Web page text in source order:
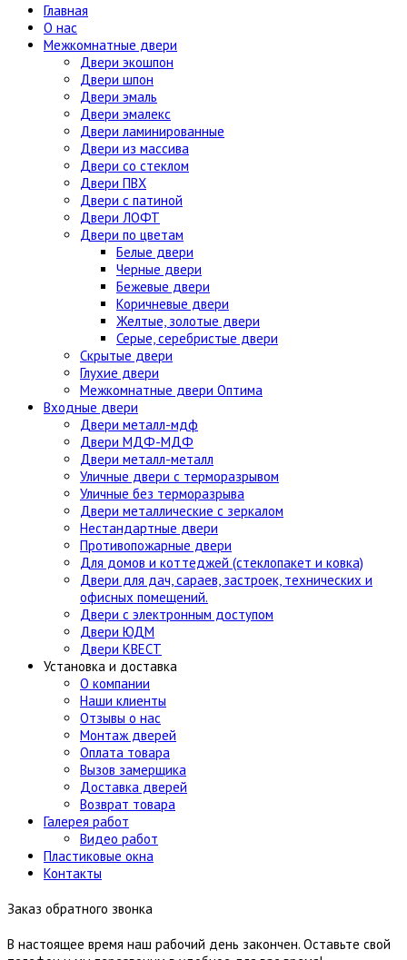
Главная
О нас
Межкомнатные двери
Двери экошпон
Двери шпон
Двери эмаль
Двери эмалекс
Двери ламинированные
Двери из массива
Двери со стеклом
Двери ПВХ
Двери с патиной
Двери ЛОФТ
Двери по цветам
Белые двери
Черные двери
Бежевые двери
Коричневые двери
Желтые, золотые двери
Серые, серебристые двери
Скрытые двери
Глухие двери
Межкомнатные двери Оптима
Входные двери
Двери металл-мдф
Двери МДФ-МДФ
Двери металл-металл
Уличные двери с терморазрывом
Уличные без терморазрыва
Двери металлические с зеркалом
Нестандартные двери
Противопожарные двери
Для домов и коттеджей (стеклопакет и ковка)
Двери для дач, сараев, застроек, технических и
офисных помещений.
Двери с электронным доступом
Двери ЮДМ
Двери КВЕСТ
Установка и доставка
О компании
Наши клиенты
Отзывы о нас
Монтаж дверей
Оплата товара
Вызов замерщика
Доставка дверей
Возврат товара
Галерея работ
Видео работ
Пластиковые окна
Контакты
Заказ обратного звонка
В настоящее время наш рабочий день закончен. Оставьте свой